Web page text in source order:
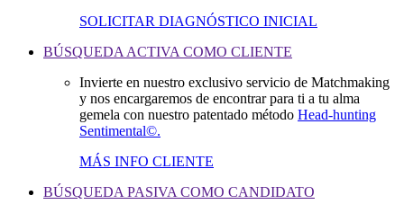
SOLICITAR DIAGNÓSTICO INICIAL
BÚSQUEDA ACTIVA COMO CLIENTE
Invierte en nuestro exclusivo servicio de Matchmaking
y nos encargaremos de encontrar para ti a tu alma
gemela con nuestro patentado método Head-hunting
Sentimental©.
MÁS INFO CLIENTE
BÚSQUEDA PASIVA COMO CANDIDATO